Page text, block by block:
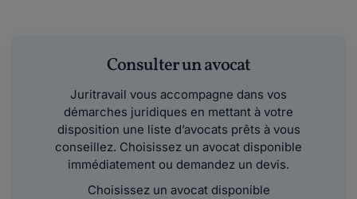
Consulter un avocat
Juritravail vous accompagne dans vos
démarches juridiques en mettant à votre
disposition une liste d’avocats prêts à vous
conseillez. Choisissez un avocat disponible
immédiatement ou demandez un devis.
Choisissez un avocat disponible